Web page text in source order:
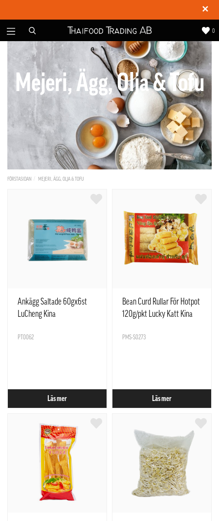
✕
0
Mejeri, Ägg, Olja & Tofu
FÖRSTASIDAN MEJERI, ÄGG, OLJA & TOFU
Ankägg Saltade 60gx6st
LuCheng Kina
PT0062
Läs mer
Bean Curd Rullar För Hotpot
120g/pkt Lucky Katt Kina
PMS-S0273
Läs mer